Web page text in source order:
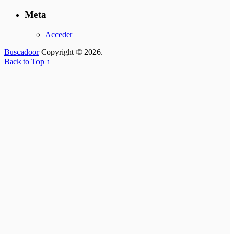
Meta
Acceder
BuscadoorCopyright © 2026.
Back to Top ↑